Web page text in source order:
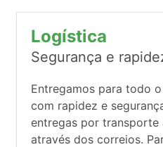
Logística
Segurança e
Entregamos para todo
com rapidez e
entregas por transporte
através dos correios.